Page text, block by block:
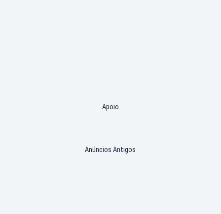
Apoio
Anúncios Antigos